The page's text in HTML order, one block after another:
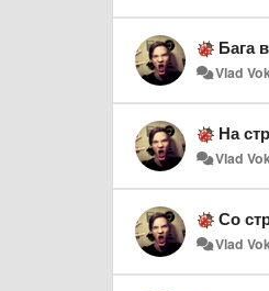
Бага
Vlad
На
Vlad
Со
Vlad